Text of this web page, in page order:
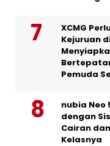
XCMG
Kejuruan
Pemuda
nubia Neo
dengan
Cairan
Kelasnya